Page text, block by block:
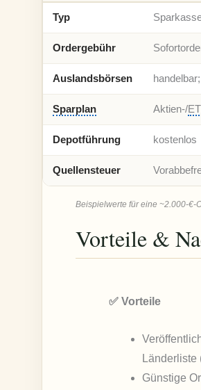
Typ
Ordergebühr
Auslandsbörsen
Sparplan Aktien-/
Depotführung kostenlos
Quellensteuer
Beispielwerte für eine ~2.000-€-
Vorteile &
✅ Vorteile
Länderliste
Günstige